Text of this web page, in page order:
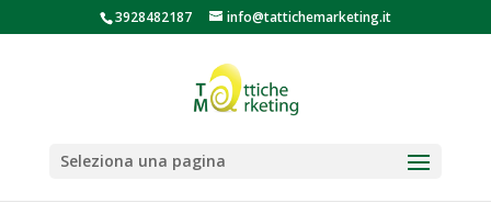
3928482187 info@tattichemarketing.it
Seleziona una pagina